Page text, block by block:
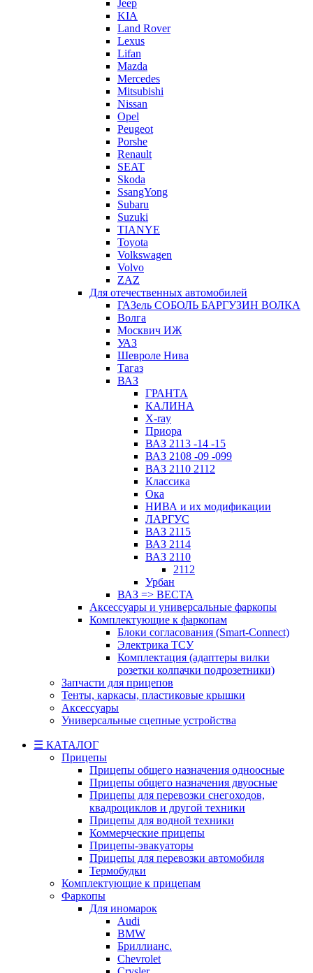
Jeep
KIA
Land Rover
Lexus
Lifan
Mazda
Mercedes
Mitsubishi
Nissan
Opel
Peugeot
Porshe
Renault
SEAT
Skoda
SsangYong
Subaru
Suzuki
TIANYE
Toyota
Volkswagen
Volvo
ZAZ
Для отечественных автомобилей
ГАЗель СОБОЛЬ БАРГУЗИН ВОЛКА
Волга
Москвич ИЖ
УАЗ
Шевроле Нива
Тагаз
ВАЗ
ГРАНТА
КАЛИНА
X-ray
Приора
ВАЗ 2113 -14 -15
ВАЗ 2108 -09 -099
ВАЗ 2110 2112
Классика
Ока
НИВА и их модификации
ЛАРГУС
ВАЗ 2115
ВАЗ 2114
ВАЗ 2110
2112
Урбан
ВАЗ => ВЕСТА
Аксессуары и универсальные фаркопы
Комплектующие к фаркопам
Блоки согласования (Smart-Connect)
Электрика ТСУ
Комплектация (адаптеры вилки
розетки колпачки подрозетники)
Запчасти для прицепов
Тенты, каркасы, пластиковые крышки
Аксессуары
Универсальные сцепные устройства
☰ КАТАЛОГ
Прицепы
Прицепы общего назначения одноосные
Прицепы общего назначения двуосные
Прицепы для перевозки снегоходов,
квадроциклов и другой техники
Прицепы для водной техники
Коммерческие прицепы
Прицепы-эвакуаторы
Прицепы для перевозки автомобиля
Термобудки
Комплектующие к прицепам
Фаркопы
Для иномарок
Audi
BMW
Бриллианс.
Chevrolet